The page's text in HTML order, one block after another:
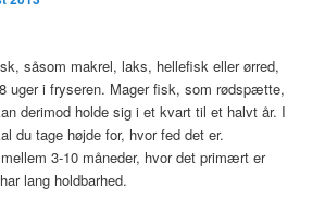
såsom makrel, laks, hellefisk eller ørred,
uger i fryseren. Mager fisk, som rødspætte,
derimod holde sig i et kvart til et halvt år. I
du tage højde for, hvor fed det er.
3-10 måneder, hvor det primært er
lang holdbarhed.